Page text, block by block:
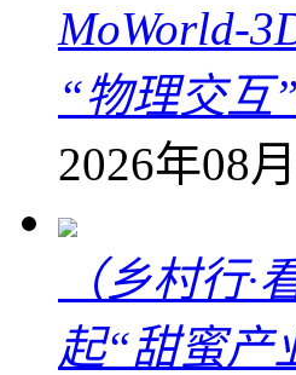
MoWorld-
“物理交互
2026年08
（乡村行
起“甜蜜产